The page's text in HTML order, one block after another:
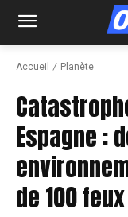
Accueil Planète
Espagne :
de 100